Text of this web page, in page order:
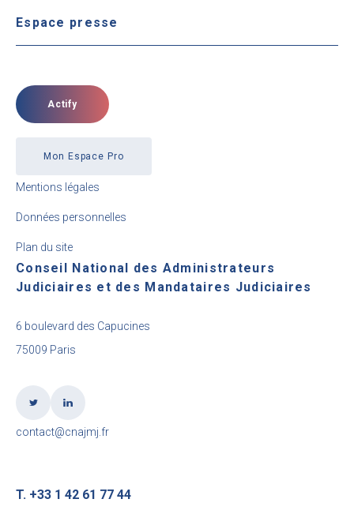
Espace presse
Actify
Mon Espace Pro
Mentions légales
Données personnelles
Plan du site
Conseil National des Administrateurs
Judiciaires et des Mandataires Judiciaires
6 boulevard des Capucines
75009 Paris
contact@cnajmj.fr
T. +33 1 42 61 77 44